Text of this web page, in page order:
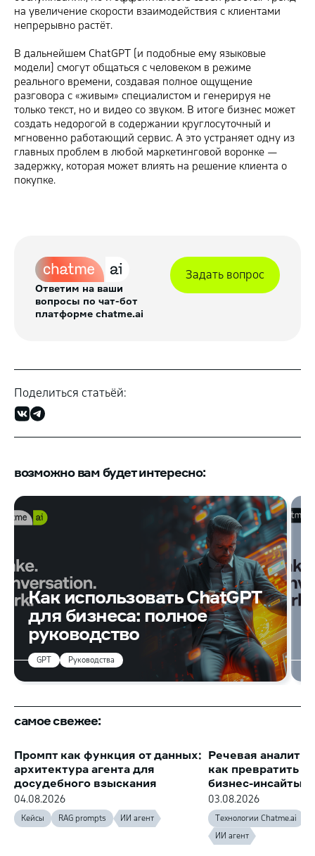
на увеличение скорости взаимодействия с клиентами
непрерывно растёт.
В дальнейшем ChatGPT (и подобные ему языковые
модели) смогут общаться с человеком в режиме
реального времени, создавая полное ощущение
разговора с «живым» специалистом и генерируя не
только текст, но и видео со звуком. В итоге бизнес может
создать недорогой в содержании круглосуточный и
мгновенно работающий сервис. А это устраняет одну из
главных проблем в любой маркетинговой воронке —
задержку, которая может влиять на решение клиента о
покупке.
Ответим на ваши
вопросы по чат-бот
платформе chatme.ai
Задать вопрос
Поделиться статьёй:
возможно вам будет интересно:
Как использовать ChatGPT
для бизнеса: полное
руководство
GPT Руководства
самое свежее:
Промпт как функция от данных:
архитектура агента для
досудебного взыскания
04.08.2026
Кейсы RAG prompts ИИ агент
Речевая
как превратить
бизнес-инсайты
03.08.2026
Технологии Chatme.ai
ИИ агент